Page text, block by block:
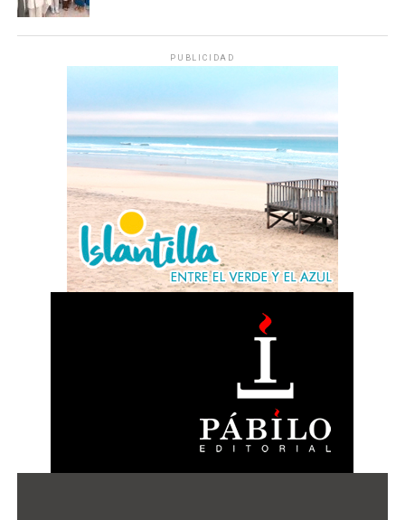
PUBLICIDAD